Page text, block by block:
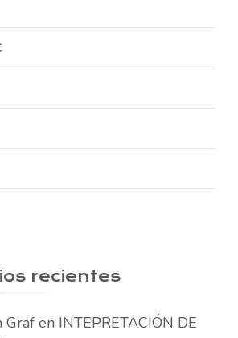
recientes
Graf en INTEPRETACIÓN DE